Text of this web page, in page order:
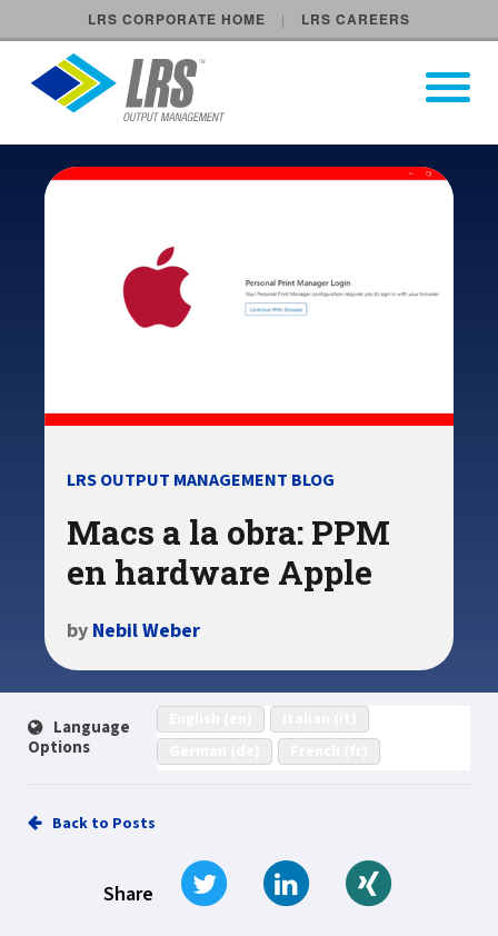
LRS CORPORATE HOME LRS CAREERS
LRS Output Management
Main Navigation
Open
LRS OUTPUT MANAGEMENT BLOG
Macs a la obra: PPM
en hardware Apple
by Nebil Weber
Language
Options
Back to Posts
Share
Tweet Share on LinkedIn